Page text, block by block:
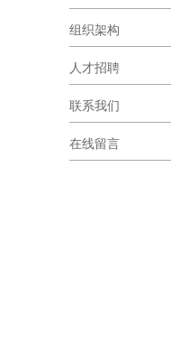
组织架构
人才招聘
联系我们
在线留言